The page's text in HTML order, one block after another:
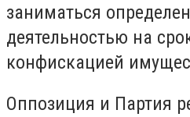
заниматься
деятельностью на
конфискацией
Оппозиция и Партия